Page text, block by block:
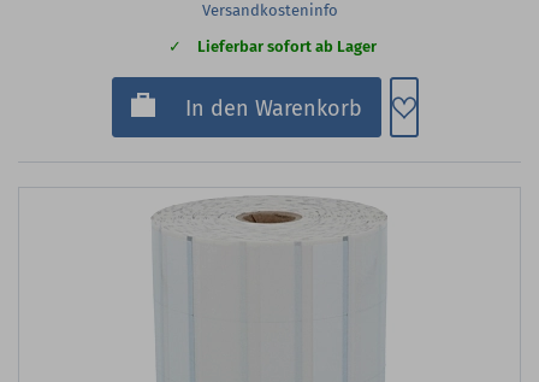
Versandkosteninfo
Lieferbar sofort ab Lager
In den Warenkorb Zum